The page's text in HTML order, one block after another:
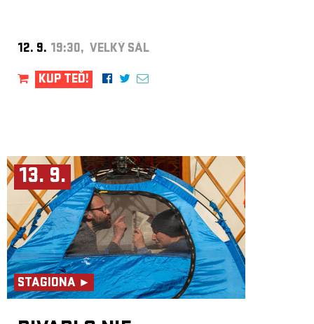
12. 9. 19:30, VELKÝ SÁL
KUP TEĎ!
13. 9.
STAGIONA ►